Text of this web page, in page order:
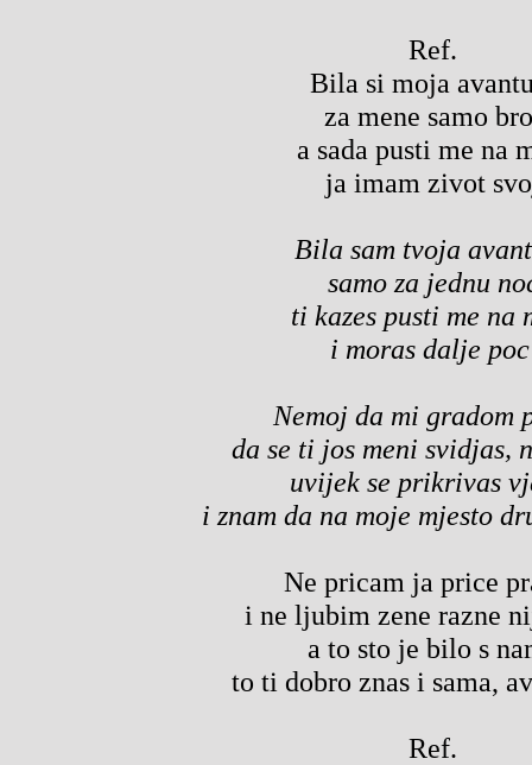
Ref.
Bila si moja
za mene samo
a sada pusti me na
ja imam zivot
Bila sam tvoja
samo za jednu
ti kazes pusti me na
i moras dalje
Nemoj da mi gradom
da se ti jos meni svidjas,
uvijek se prikrivas
i znam da na moje mjesto
Ne pricam ja price
i ne ljubim zene razne
a to sto je bilo s
to ti dobro znas i sama,
Ref.